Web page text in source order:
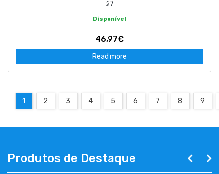
27
Disponível
46,97€
Read more
1 2 3 4 5 6 7 8 9
Produtos de Destaque